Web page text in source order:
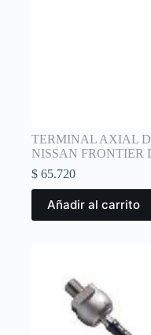
TERMINAL AXIAL
NISSAN FRONTIER
$ 65.720
Añadir al carrito